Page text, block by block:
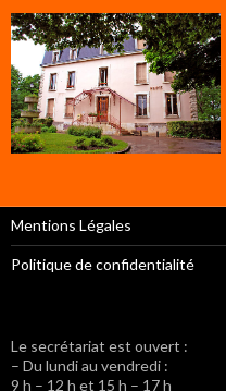
Mentions Légales
Politique de confidentialité
Le secrétariat est ouvert :
– Du lundi au vendredi :
9 h – 12 h et 15 h – 17 h